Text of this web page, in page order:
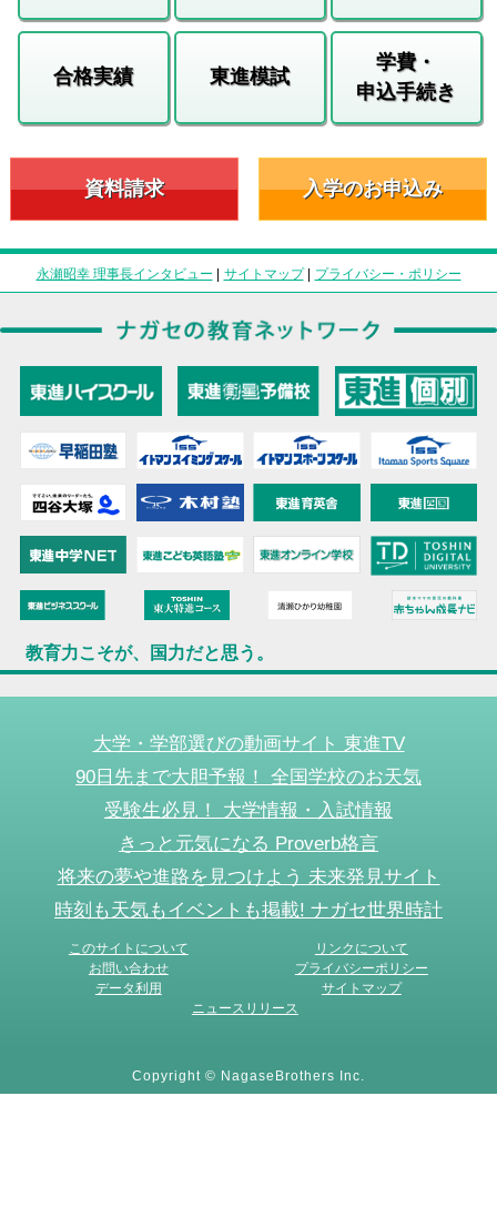
合格実績 東進模試
学費・
申込手続き
資料請求 入学のお申込み
永瀬昭幸 理事長インタビュー | サイトマップ| プライバシー・ポリシー
教育力こそが、国力だと思う。
大学・学部選びの動画サイト 東進TV
90日先まで大胆予報！ 全国学校のお天気
受験生必見！ 大学情報・入試情報
きっと元気になる Proverb格言
将来の夢や進路を見つけよう 未来発見サイト
時刻も天気もイベントも掲載! ナガセ世界時計
このサイトについて
リンクについて
お問い合わせ
プライバシーポリシー
データ利用
サイトマップ
ニュースリリース
Copyright © NagaseBrothers Inc.